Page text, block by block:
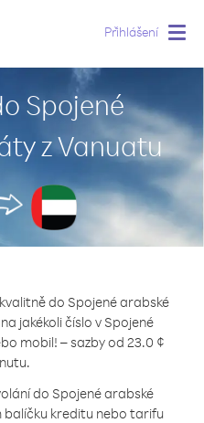
Přihlášení
Spojené
z Vanuatu
do Spojené arabské
jakékoli číslo v Spojené
mobil! – sazby od 23.0 ¢
do Spojené arabské
balíčku kreditu nebo tarifu